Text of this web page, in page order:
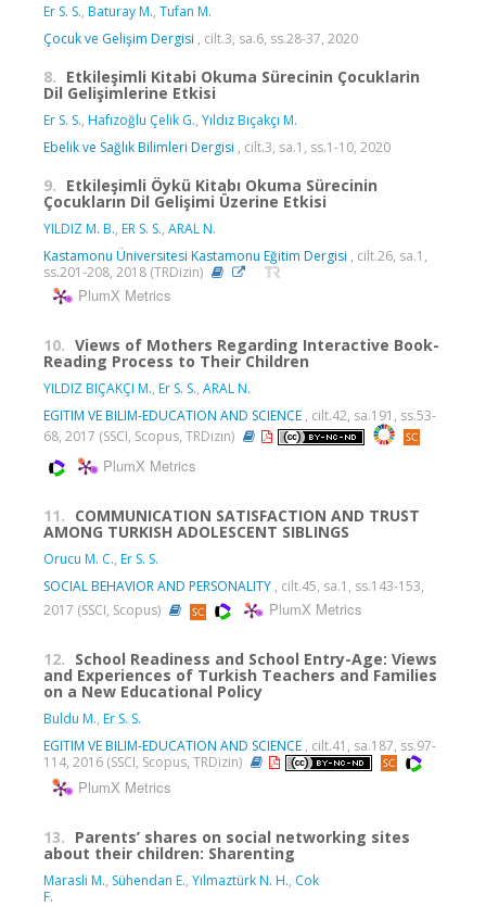
Er S. S., Baturay M., Tufan M.
Çocuk ve Gelişim Dergisi , cilt.3, sa.6, ss.28-37, 2020
8. Etkileşimli Kitabi Okuma Sürecinin Çocuklarin
Dil Gelişimlerine Etkisi
Er S. S., Hafızoğlu Çelik G., Yıldız Bıçakçı M.
Ebelik ve Sağlık Bilimleri Dergisi , cilt.3, sa.1, ss.1-10, 2020
9. Etkileşimli Öykü Kitabı Okuma Sürecinin
Çocukların Dil Gelişimi Üzerine Etkisi
YILDIZ M. B., ER S. S., ARAL N.
Kastamonu Üniversitesi Kastamonu Eğitim Dergisi , cilt.26, sa.1,
ss.201-208, 2018 (TRDizin)
PlumX Metrics
10. Views of Mothers Regarding Interactive Book-
Reading Process to Their Children
YILDIZ BIÇAKÇI M., Er S. S., ARAL N.
EGITIM VE BILIM-EDUCATION AND SCIENCE , cilt.42, sa.191, ss.53-
68, 2017 (SSCI, Scopus, TRDizin)
PlumX Metrics
11. COMMUNICATION SATISFACTION AND TRUST
AMONG TURKISH ADOLESCENT SIBLINGS
Orucu M. C., Er S. S.
SOCIAL BEHAVIOR AND PERSONALITY , cilt.45, sa.1, ss.143-153,
2017 (SSCI, Scopus)
PlumX Metrics
12. School Readiness and School Entry-Age: Views
and Experiences of Turkish Teachers and Families
on a New Educational Policy
Buldu M., Er S. S.
EGITIM VE BILIM-EDUCATION AND SCIENCE , cilt.41, sa.187, ss.97-
114, 2016 (SSCI, Scopus, TRDizin)
PlumX Metrics
13. Parents’ shares on social networking sites
about their children: Sharenting
Marasli M., Sühendan E., Yılmaztürk N. H., Cok
F.